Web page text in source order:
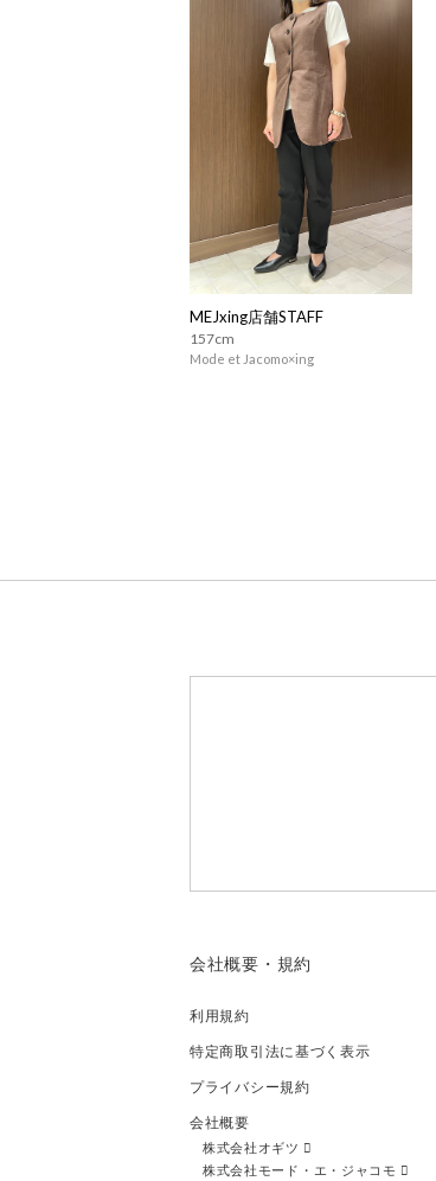
MEJxing店舗STAFF
157cm
Mode et Jacomo×ing
会社概要・規約
利用規約
特定商取引法に基づく表示
プライバシー規約
会社概要
株式会社オギツ
株式会社モード・エ・ジャコモ